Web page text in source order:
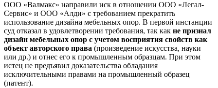
ООО «Валмакс» направили иск в отношении ООО «Легал-
Сервис» и ООО «Алди» с требованием прекратить
использование дизайна мебельных опор. В первой инстанции
суд отказал в удовлетворении требования, так как не признал
дизайн мебельных опор с учетом восприятия свойств как
объект авторского права (произведение искусства, науки
или др.) и отнес его к промышленным образцам. При этом
истец не предъявил доказательства обладания
исключительными правами на промышленный образец
(патент).